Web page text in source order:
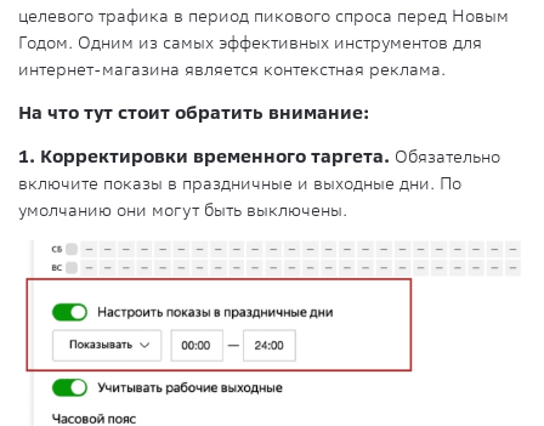
целевого трафика в период пикового спроса перед Новым
Годом. Одним из самых эффективных инструментов для
интернет-магазина является контекстная реклама.
На что тут стоит обратить внимание:
1. Корректировки временного таргета. Обязательно
включите показы в праздничные и выходные дни. По
умолчанию они могут быть выключены.